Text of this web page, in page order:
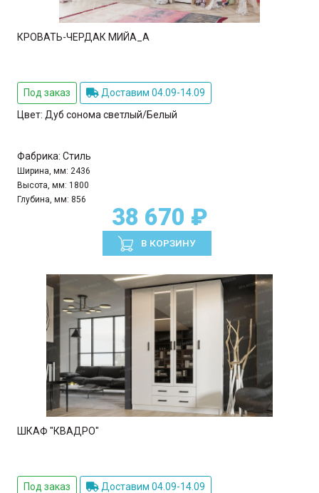
КРОВАТЬ-ЧЕРДАК МИЙА_А
Под заказ
Доставим 04.09-14.09
Цвет: Дуб сонома светлый/Белый
Фабрика: Стиль
Ширина, мм: 2436
Высота, мм: 1800
Глубина, мм: 856
38 670 ₽
В КОРЗИНУ
ШКАФ "КВАДРО"
Под заказ
Доставим 04.09-14.09